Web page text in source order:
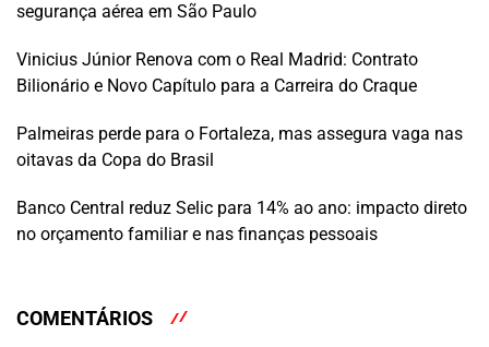
segurança aérea em São Paulo
Vinicius Júnior Renova com o Real Madrid: Contrato
Bilionário e Novo Capítulo para a Carreira do Craque
Palmeiras perde para o Fortaleza, mas assegura vaga nas
oitavas da Copa do Brasil
Banco Central reduz Selic para 14% ao ano: impacto direto
no orçamento familiar e nas finanças pessoais
COMENTÁRIOS